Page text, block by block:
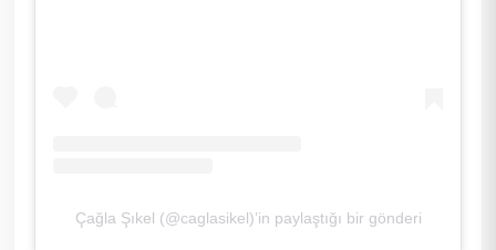
Çağla Şıkel (@caglasikel)’in paylaştığı bir gönderi